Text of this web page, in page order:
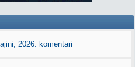
2026. komentari